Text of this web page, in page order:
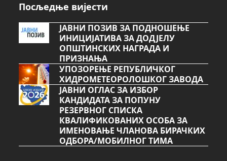
Посљедње вијести
ЈАВНИ ПОЗИВ ЗА ПОДНОШЕЊЕ
ИНИЦИЈАТИВА ЗА ДОДЈЕЛУ
ОПШТИНСКИХ НАГРАДА И
ПРИЗНАЊА
УПОЗОРЕЊЕ РЕПУБЛИЧКОГ
ХИДРОМЕТЕОРОЛОШКОГ ЗАВОДА
ЈАВНИ ОГЛАС ЗА ИЗБОР
КАНДИДАТА ЗА ПОПУНУ
РЕЗЕРВНОГ СПИСКА
КВАЛИФИКОВАНИХ ОСОБА ЗА
ИМЕНОВАЊЕ ЧЛАНОВА БИРАЧКИХ
ОДБОРА/МОБИЛНОГ ТИМА